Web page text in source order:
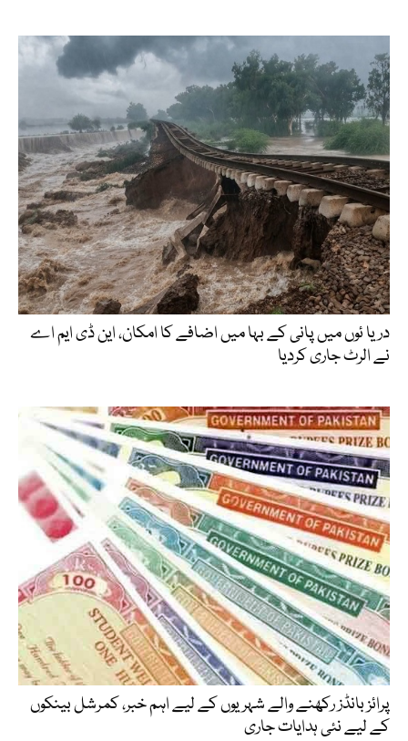
دریا ئوں میں پانی کے بہا میں اضافے کا امکان، این ڈی ایم اے
نے الرٹ جاری کردیا
پرائز بانڈز رکھنے والے شہریوں کے لیے اہم خبر، کمرشل بینکوں
کے لیے نئی ہدایات جاری